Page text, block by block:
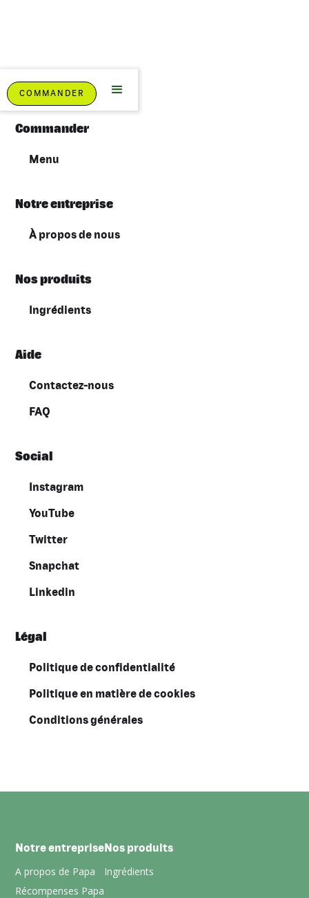
COMMANDER
Plan du site
Commander
Menu
Aide
Contactez-nous
FAQ
Notre entreprise
À propos de nous
Nos produits
Ingrédients
Social
Instagram
YouTube
Twitter
Snapchat
Linkedin
Légal
Politique de confidentialité
Politique en matière de cookies
Conditions générales
Notre entreprise
A propos de Papa
Récompenses Papa
Nos produits
Ingrédients